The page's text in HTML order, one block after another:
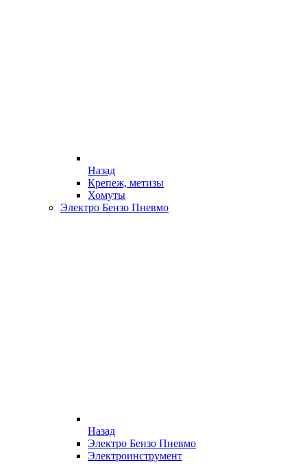
Назад
Крепеж, метизы
Хомуты
Электро Бензо Пневмо
Назад
Электро Бензо Пневмо
Электроинструмент